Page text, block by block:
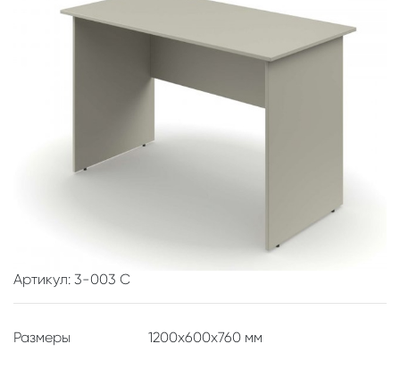
Артикул: 3-003 С
Размеры 1200x600x760 мм